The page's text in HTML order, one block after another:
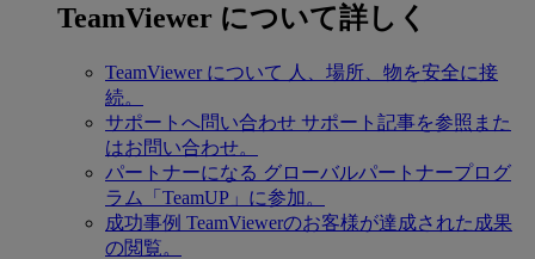
TeamViewer について詳しく
TeamViewer について 人、場所、物を安全に接
続。
サポートへ問い合わせ サポート記事を参照また
はお問い合わせ。
パートナーになる グローバルパートナープログ
ラム「TeamUP」に参加。
成功事例 TeamViewerのお客様が達成された成果
の閲覧。